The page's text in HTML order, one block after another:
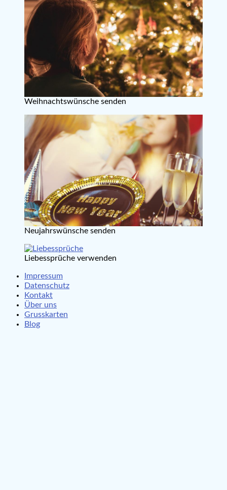
Weihnachtswünsche senden
Neujahrswünsche senden
Liebessprüche verwenden
Impressum
Datenschutz
Kontakt
Über uns
Grusskarten
Blog